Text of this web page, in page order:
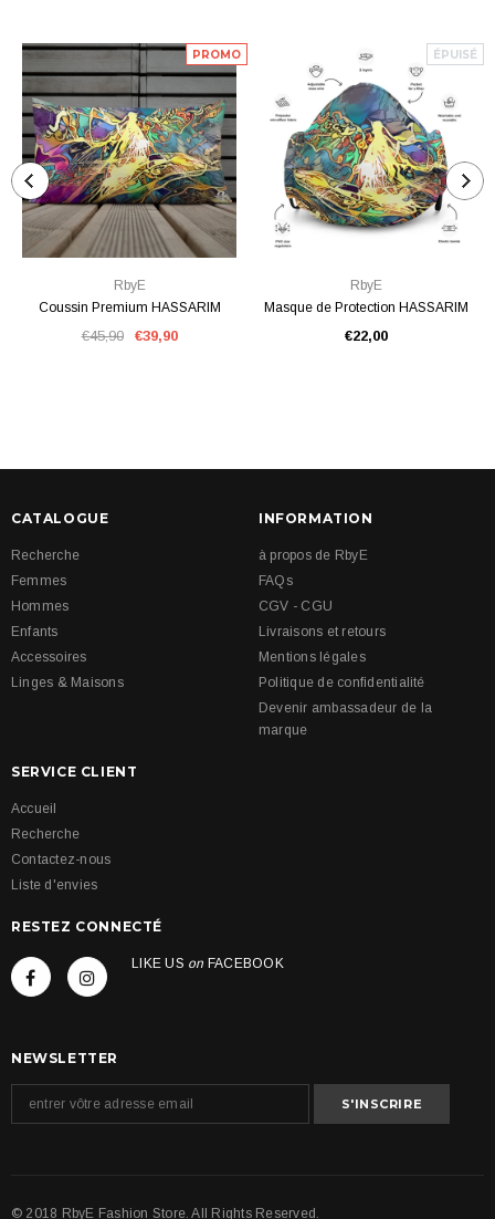
PROMO
RbyE
Coussin Premium HASSARIM
€45,90 €39,90
ÉPUISÉ
RbyE
Masque de Protection HASSARIM
€22,00
CATALOGUE
Recherche
Femmes
Hommes
Enfants
Accessoires
Linges & Maisons
INFORMATION
à propos de RbyE
FAQs
CGV - CGU
Livraisons et retours
Mentions légales
Politique de confidentialité
Devenir ambassadeur de la
marque
SERVICE CLIENT
Accueil
Recherche
Contactez-nous
Liste d'envies
RESTEZ CONNECTÉ
LIKE US on FACEBOOK
NEWSLETTER
© 2018 RbyE Fashion Store. All Rights Reserved.